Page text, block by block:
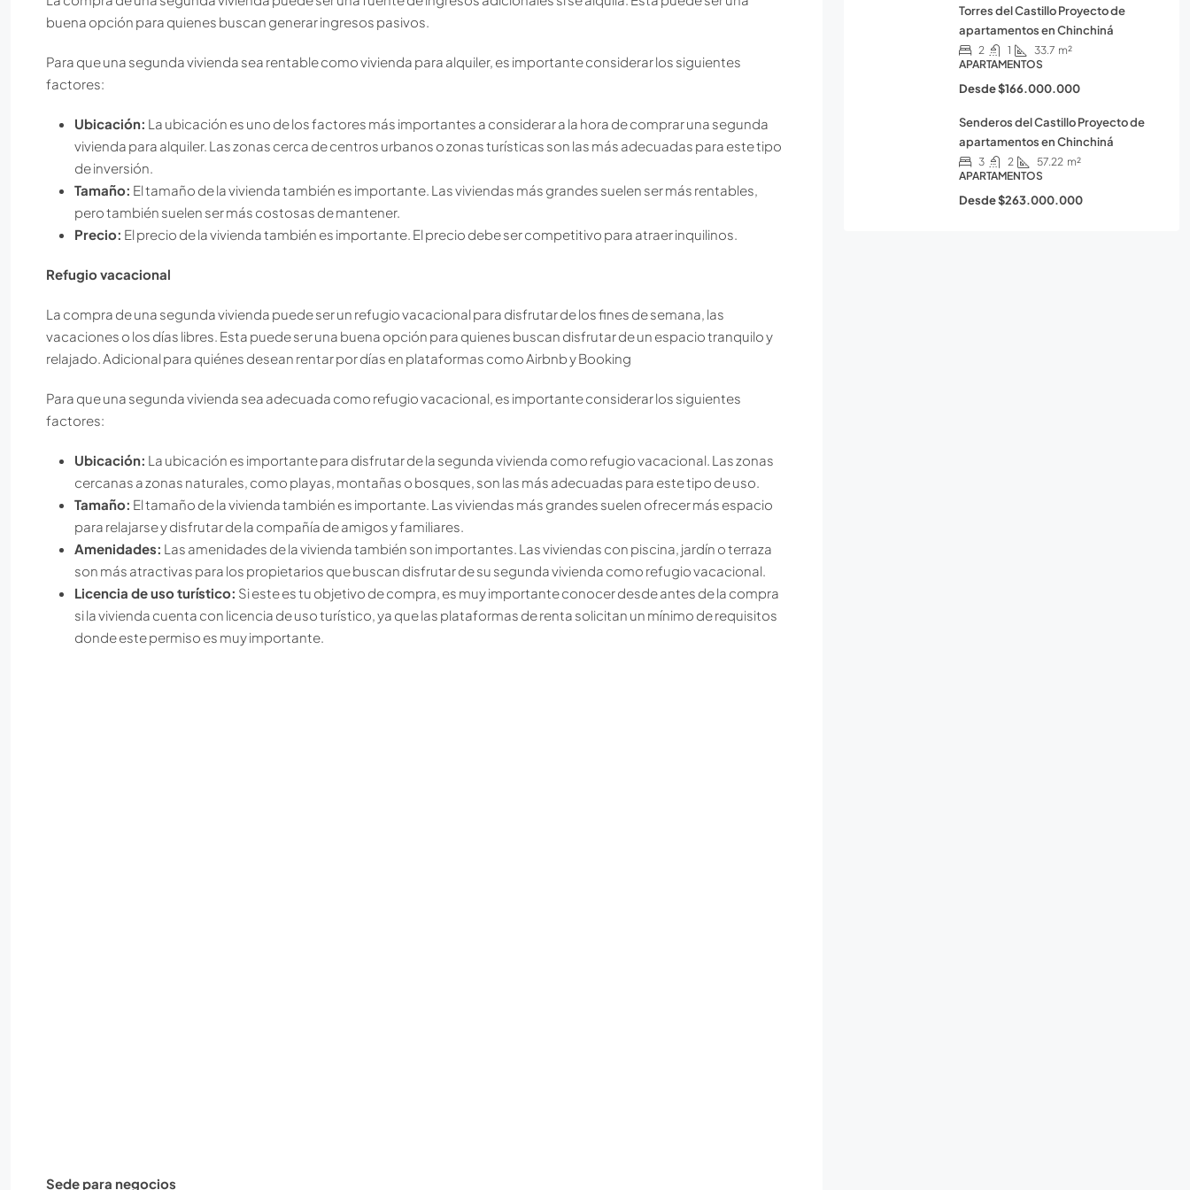
buena opción para quienes buscan generar ingresos pasivos.
Para que una segunda vivienda sea rentable como vivienda para alquiler, es importante considerar los siguientes
factores:
Ubicación: La ubicación es uno de los factores más importantes a considerar a la hora de comprar una segunda
vivienda para alquiler. Las zonas cerca de centros urbanos o zonas turísticas son las más adecuadas para este tipo
de inversión.
Tamaño: El tamaño de la vivienda también es importante. Las viviendas más grandes suelen ser más rentables,
pero también suelen ser más costosas de mantener.
Precio: El precio de la vivienda también es importante. El precio debe ser competitivo para atraer inquilinos.
Refugio vacacional
La compra de una segunda vivienda puede ser un refugio vacacional para disfrutar de los fines de semana, las
vacaciones o los días libres. Esta puede ser una buena opción para quienes buscan disfrutar de un espacio tranquilo y
relajado. Adicional para quiénes desean rentar por días en plataformas como Airbnb y Booking
Para que una segunda vivienda sea adecuada como refugio vacacional, es importante considerar los siguientes
factores:
Ubicación: La ubicación es importante para disfrutar de la segunda vivienda como refugio vacacional. Las zonas
cercanas a zonas naturales, como playas, montañas o bosques, son las más adecuadas para este tipo de uso.
Tamaño: El tamaño de la vivienda también es importante. Las viviendas más grandes suelen ofrecer más espacio
para relajarse y disfrutar de la compañía de amigos y familiares.
Amenidades: Las amenidades de la vivienda también son importantes. Las viviendas con piscina, jardín o terraza
son más atractivas para los propietarios que buscan disfrutar de su segunda vivienda como refugio vacacional.
Licencia de uso turístico: Si este es tu objetivo de compra, es muy importante conocer desde antes de la compra
si la vivienda cuenta con licencia de uso turístico, ya que las plataformas de renta solicitan un mínimo de requisitos
donde este permiso es muy importante.
Sede para negocios
Torres del Castillo Proyecto de
apartamentos en Chinchiná
2 1 33.7 m²
APARTAMENTOS
Desde$166.000.000
Senderos del Castillo Proyecto de
apartamentos en Chinchiná
3 2 57.22 m²
APARTAMENTOS
Desde$263.000.000